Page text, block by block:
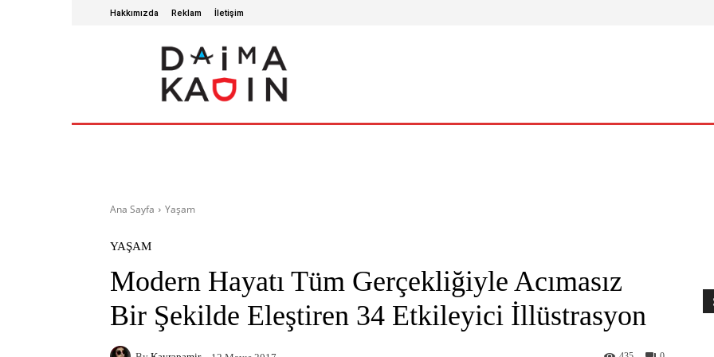
Hakkımızda Reklam İletişim
Ana Sayfa Yaşam
YAŞAM
Modern Hayatı Tüm Gerçekliğiyle Acımasız
Bir Şekilde Eleştiren 34 Etkileyici İllüstrasyon